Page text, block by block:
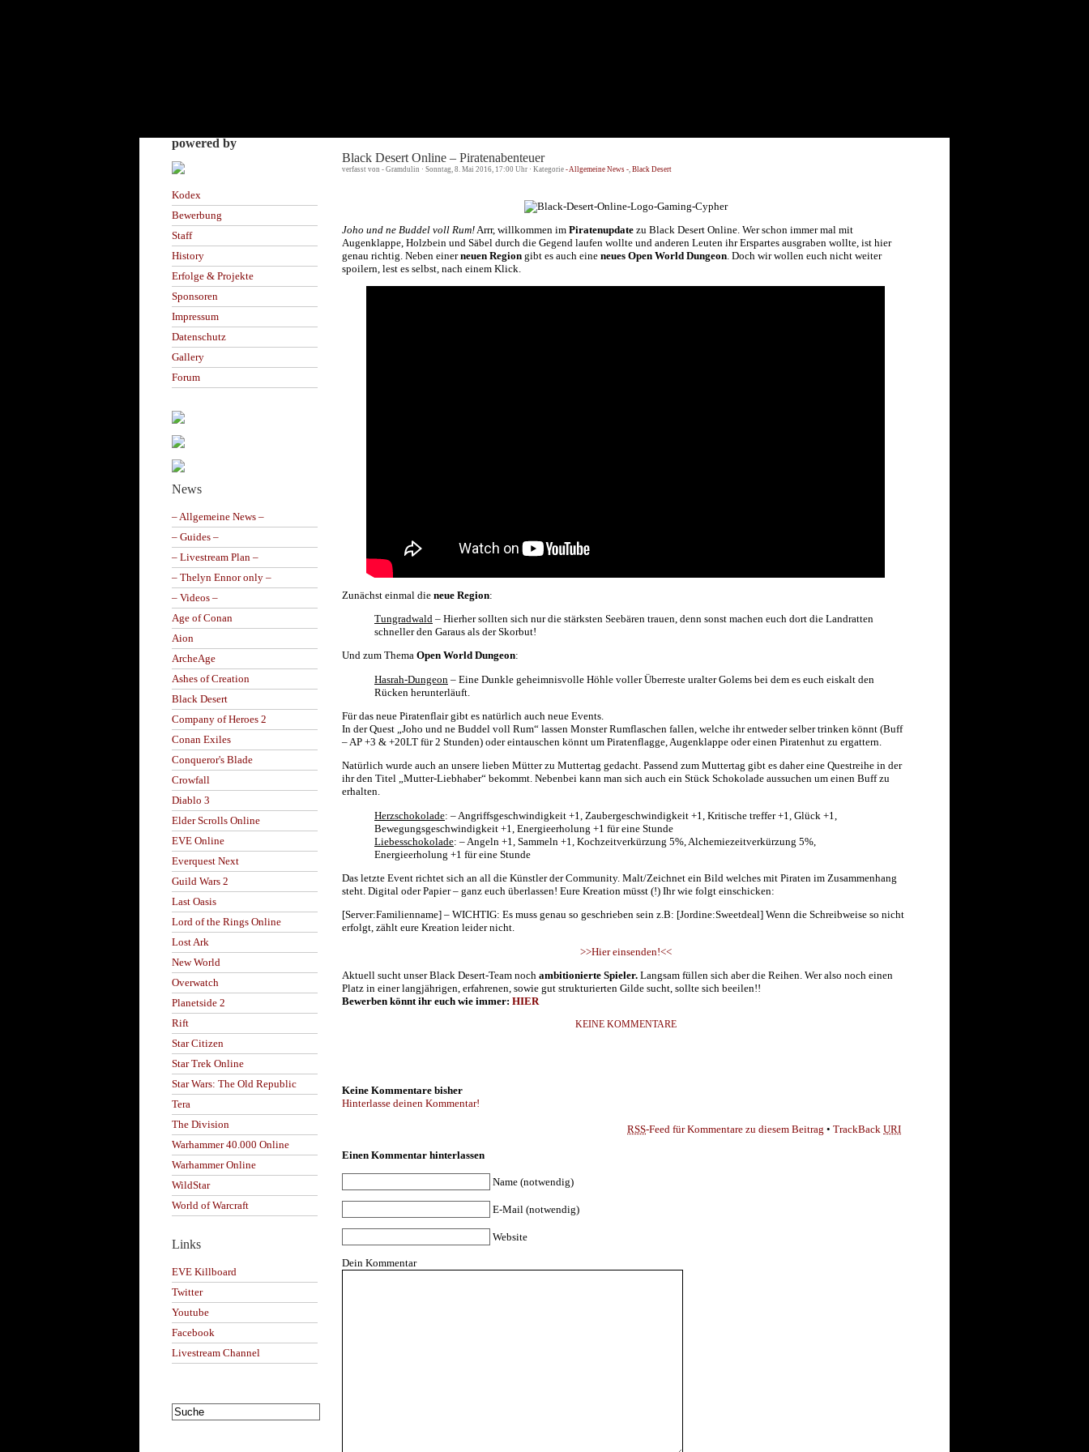
powered by
Kodex
Bewerbung
Staff
History
Erfolge & Projekte
Sponsoren
Impressum
Datenschutz
Gallery
Forum
News
– Allgemeine News –
– Guides –
– Livestream Plan –
– Thelyn Ennor only –
– Videos –
Age of Conan
Aion
ArcheAge
Ashes of Creation
Black Desert
Company of Heroes 2
Conan Exiles
Conqueror's Blade
Crowfall
Diablo 3
Elder Scrolls Online
EVE Online
Everquest Next
Guild Wars 2
Last Oasis
Lord of the Rings Online
Lost Ark
New World
Overwatch
Planetside 2
Rift
Star Citizen
Star Trek Online
Star Wars: The Old Republic
Tera
The Division
Warhammer 40.000 Online
Warhammer Online
WildStar
World of Warcraft
Links
EVE Killboard
Twitter
Youtube
Facebook
Livestream Channel
Black Desert Online – Piratenabenteuer
verfasst von - Gramdulin · Sonntag, 8. Mai 2016, 17:00 Uhr · Kategorie - Allgemeine News -, Black Desert
Joho und ne Buddel voll Rum! Arrr, willkommen im Piratenupdate zu Black Desert Online. Wer schon immer mal mit
Augenklappe, Holzbein und Säbel durch die Gegend laufen wollte und anderen Leuten ihr Erspartes ausgraben wollte, ist hier
genau richtig. Neben einerneuen Region gibt es auch eine neues Open World Dungeon . Doch wir wollen euch nicht weiter
spoilern, lest es selbst, nach einem Klick.
Zunächst einmal die neue Region:
Tungradwald – Hierher sollten sich nur die stärksten Seebären trauen, denn sonst machen euch dort die Landratten
schneller den Garaus als der Skorbut!
Und zum Thema Open World Dungeon:
Hasrah-Dungeon – Eine Dunkle geheimnisvolle Höhle voller Überreste uralter Golems bei dem es euch eiskalt den
Rücken herunterläuft.
Für das neue Piratenflair gibt es natürlich auch neue Events.
In der Quest „Joho und ne Buddel voll Rum“ lassen Monster Rumflaschen fallen, welche ihr entweder selber trinken könnt (Buff
– AP +3 & +20LT für 2 Stunden) oder eintauschen könnt um Piratenflagge, Augenklappe oder einen Piratenhut zu ergattern.
Natürlich wurde auch an unsere lieben Mütter zu Muttertag gedacht. Passend zum Muttertag gibt es daher eine Questreihe in der
ihr den Titel „Mutter-Liebhaber“ bekommt. Nebenbei kann man sich auch ein Stück Schokolade aussuchen um einen Buff zu
erhalten.
Herzschokolade: – Angriffsgeschwindigkeit +1, Zaubergeschwindigkeit +1, Kritische treffer +1, Glück +1,
Bewegungsgeschwindigkeit +1, Energieerholung +1 für eine Stunde
Liebesschokolade: – Angeln +1, Sammeln +1, Kochzeitverkürzung 5%, Alchemiezeitverkürzung 5%,
Energieerholung +1 für eine Stunde
Das letzte Event richtet sich an all die Künstler der Community. Malt/Zeichnet ein Bild welches mit Piraten im Zusammenhang
steht. Digital oder Papier – ganz euch überlassen! Eure Kreation müsst (!) Ihr wie folgt einschicken:
[Server:Familienname] – WICHTIG: Es muss genau so geschrieben sein z.B: [Jordine:Sweetdeal] Wenn die Schreibweise so nicht
erfolgt, zählt eure Kreation leider nicht.
>>Hier einsenden!<<
Aktuell sucht unser Black Desert-Team noch ambitionierte Spieler. Langsam füllen sich aber die Reihen. Wer also noch einen
Platz in einer langjährigen, erfahrenen, sowie gut strukturierten Gilde sucht, sollte sich beeilen!!
Bewerben könnt ihr euch wie immer: HIER
KEINE KOMMENTARE
Keine Kommentare bisher
Hinterlasse deinen Kommentar!
RSS-Feed für Kommentare zu diesem Beitrag • TrackBack URI
Einen Kommentar hinterlassen
Name (notwendig)
E-Mail (notwendig)
Website
Dein Kommentar